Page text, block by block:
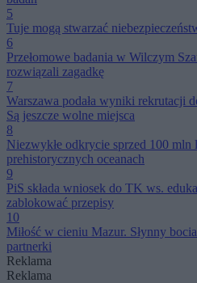
5
Tuje mogą stwarzać
6
Przełomowe badania w Wilczym
rozwiązali zagadkę
7
Warszawa podała wyniki rekrutacji
Są jeszcze wolne miejsca
8
Niezwykłe odkrycie sprzed 100 mln
prehistorycznych oceanach
9
PiS składa wniosek do TK ws.
zablokować przepisy
10
Miłość w cieniu Mazur. Słynny
partnerki
Reklama
Reklama